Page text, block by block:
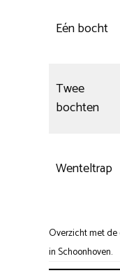
Eén bocht
Twee
bochten
Wenteltrap
Overzicht met
in Schoonhoven.